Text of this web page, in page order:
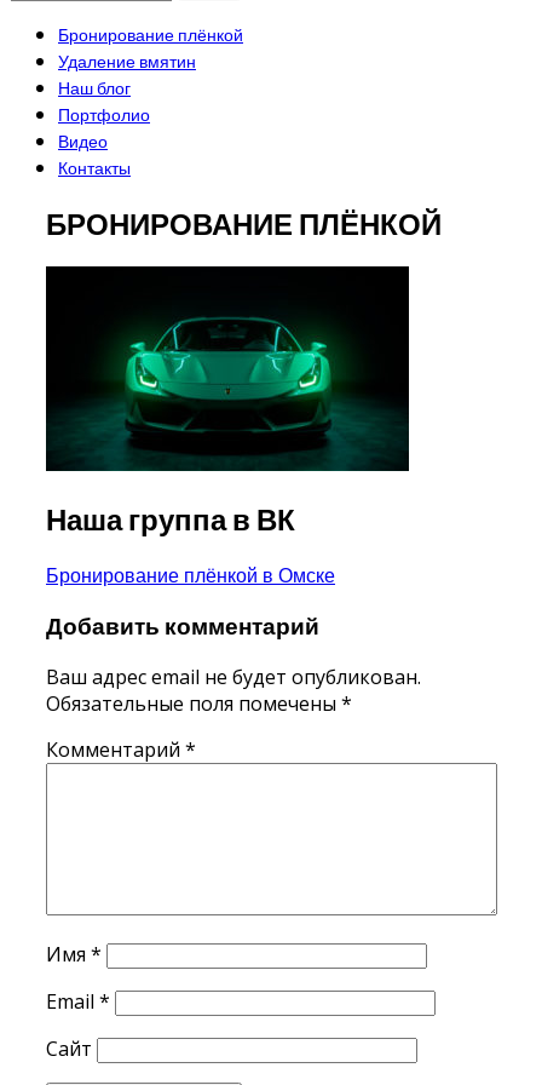
Бронирование плёнкой
Удаление вмятин
Наш блог
Портфолио
Видео
Контакты
БРОНИРОВАНИЕ ПЛЁНКОЙ
Наша группа в ВК
Навигация
по
Бронирование плёнкой в Омске
Добавить комментарий
Ваш адрес email не будет опубликован.
Обязательные поля помечены *
Комментарий *
Имя *
Email *
Сайт